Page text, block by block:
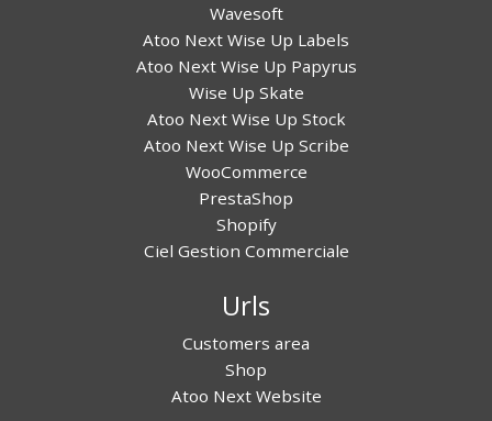
Wavesoft
Atoo Next Wise Up Labels
Atoo Next Wise Up Papyrus
Wise Up Skate
Atoo Next Wise Up Stock
Atoo Next Wise Up Scribe
WooCommerce
PrestaShop
Shopify
Ciel Gestion Commerciale
Urls
Customers area
Shop
Atoo Next Website